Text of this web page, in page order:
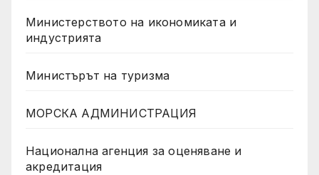
Министерството на икономиката и
индустрията
Министърът на туризма
МОРСКА АДМИНИСТРАЦИЯ
Национална агенция за оценяване и
акредитация